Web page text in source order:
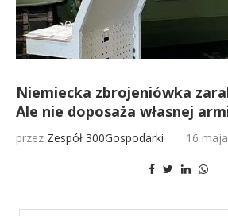
Niemiecka zbrojeniówka
Ale nie doposaża własnej
przez Zespół 300Gospodarki 16